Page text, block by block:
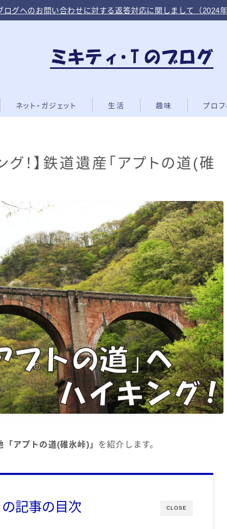
ログへのお問い合わせに対する返答対応に関しまして（2024年
ネット・ガジェット 生活 趣味 プロフ
グ！】鉄道遺産「アプトの道(碓
アプトの道(碓氷峠)」 を紹介します。
CLOSE
の記事の目次